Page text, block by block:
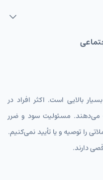
بالایی است. اکثر افراد در
می‌دهند. مسئولیت سود و ضرر
را توصیه و یا تأیید نمی‌کنیم.
دارند.